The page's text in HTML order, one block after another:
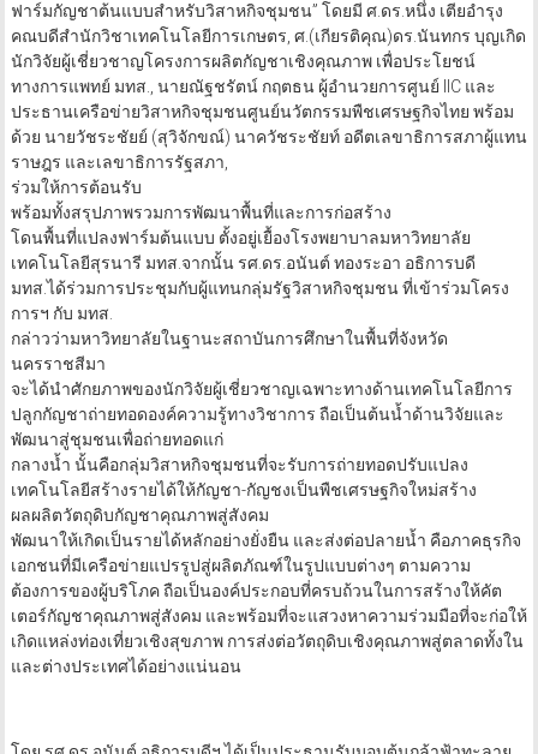
ฟาร์มกัญชาต้นแบบสำหรับวิสาหกิจชุมชน” โดยมี ศ.ดร.หนึ่ง เตียอำรุง
คณบดีสำนักวิชาเทคโนโลยีการเกษตร, ศ.(เกียรติคุณ)ดร.นันทกร บุญเกิด
นักวิจัยผู้เชี่ยวชาญโครงการผลิตกัญชาเชิงคุณภาพ เพื่อประโยชน์
ทางการแพทย์ มทส., นายณัฐชรัตน์ กฤตธน ผู้อำนวยการศูนย์ lIC และ
ประธานเครือข่ายวิสาหกิจชุมชนศูนย์นวัตกรรมพืชเศรษฐกิจไทย พร้อม
ด้วย นายวัชระชัยย์ (สุวิจักขณ์) นาควัชระชัยท์ อดีตเลขาธิการสภาผู้แทน
ราษฎร และเลขาธิการรัฐสภา,
ร่วมให้การต้อนรับ
พร้อมทั้งสรุปภาพรวมการพัฒนาพื้นที่และการก่อสร้าง
โดนพื้นที่แปลงฟาร์มต้นแบบ ตั้งอยู่เยื้องโรงพยาบาลมหาวิทยาลัย
เทคโนโลยีสุรนารี มทส.จากนั้น รศ.ดร.อนันต์ ทองระอา อธิการบดี
มทส.ได้ร่วมการประชุมกับผู้แทนกลุ่มรัฐวิสาหกิจชุมชน ที่เข้าร่วมโครง
การฯ กับ มทส.
กล่าวว่ามหาวิทยาลัยในฐานะสถาบันการศึกษาในพื้นที่จังหวัด
นครราชสีมา
จะได้นำศักยภาพของนักวิจัยผู้เชี่ยวชาญเฉพาะทางด้านเทคโนโลยีการ
ปลูกกัญชาถ่ายทอดองค์ความรู้ทางวิชาการ ถือเป็นต้นน้ำด้านวิจัยและ
พัฒนาสู่ชุมชนเพื่อถ่ายทอดแก่
กลางน้ำ นั้นคือกลุ่มวิสาหกิจชุมชนที่จะรับการถ่ายทอดปรับแปลง
เทคโนโลยีสร้างรายได้ให้กัญชา-กัญชงเป็นพืชเศรษฐกิจใหม่สร้าง
ผลผลิตวัตถุดิบกัญชาคุณภาพสู่สังคม
พัฒนาให้เกิดเป็นรายได้หลักอย่างยั่งยืน และส่งต่อปลายน้ำ คือภาคธุรกิจ
เอกชนที่มีเครือข่ายแปรรูปสู่ผลิตภัณฑ์ในรูปแบบต่างๆ ตามความ
ต้องการของผู้บริโภค ถือเป็นองค์ประกอบที่ครบถ้วนในการสร้างให้คัต
เตอร์กัญชาคุณภาพสู่สังคม และพร้อมที่จะแสวงหาความร่วมมือที่จะก่อให้
เกิดแหล่งท่องเที่ยวเชิงสุขภาพ การส่งต่อวัตถุดิบเชิงคุณภาพสู่ตลาดทั้งใน
และต่างประเทศได้อย่างแน่นอน